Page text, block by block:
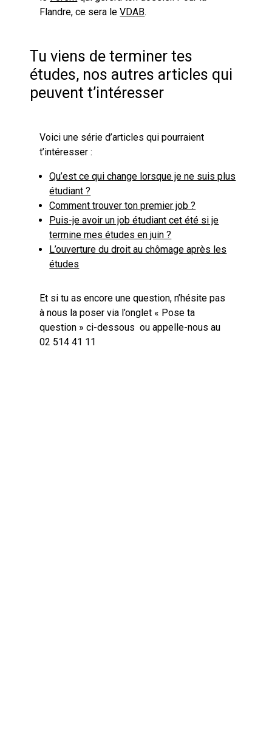
Flandre, ce sera leVDAB.
Tu viens de terminer tes
études, nos autres articles qui
peuvent t’intéresser
Voici une série d’articles qui pourraient
t’intéresser :
Qu’est ce qui change lorsque je ne suis plus
étudiant ?
Comment trouver ton premier job ?
Puis-je avoir un job étudiant cet été si je
termine mes études en juin ?
L’ouverture du droit au chômage après les
études
Et si tu as encore une question, n’hésite pas
à nous la poser via l’onglet « Pose ta
question » ci-dessous ou appelle-nous au
02 514 41 11